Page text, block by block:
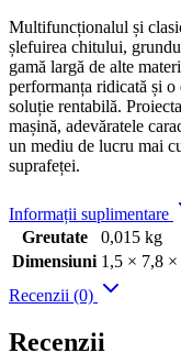
Multifuncționalul și
șlefuirea chitului,
gamă largă de alte
performanța ridicată și o
soluție rentabilă.
mașină, adevăratele
un mediu de lucru mai
suprafeței.
Informații suplimentare
Greutate
0,015 kg
Dimensiuni 1,5 × 7,8
Recenzii (0)
Recenzii